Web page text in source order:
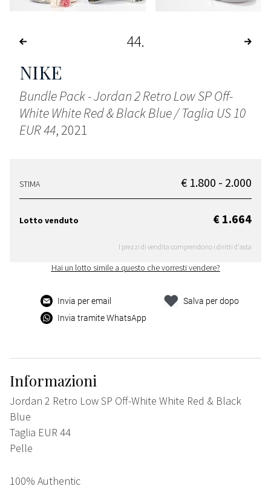
44
NIKE
Bundle Pack - Jordan 2 Retro Low SP Off-
White White Red & Black Blue / Taglia US 10
EUR 44, 2021
STIMA € 1.800 - 2.000
Lotto venduto € 1.664
I prezzi di vendita comprendono i diritti d'asta
Hai un lotto simile a questo che vorresti vendere?
Invia per email
Invia tramite WhatsApp
Salva per dopo
Informazioni
Jordan 2 Retro Low SP Off-White White Red & Black
Blue
Taglia EUR 44
Pelle
100% Authentic